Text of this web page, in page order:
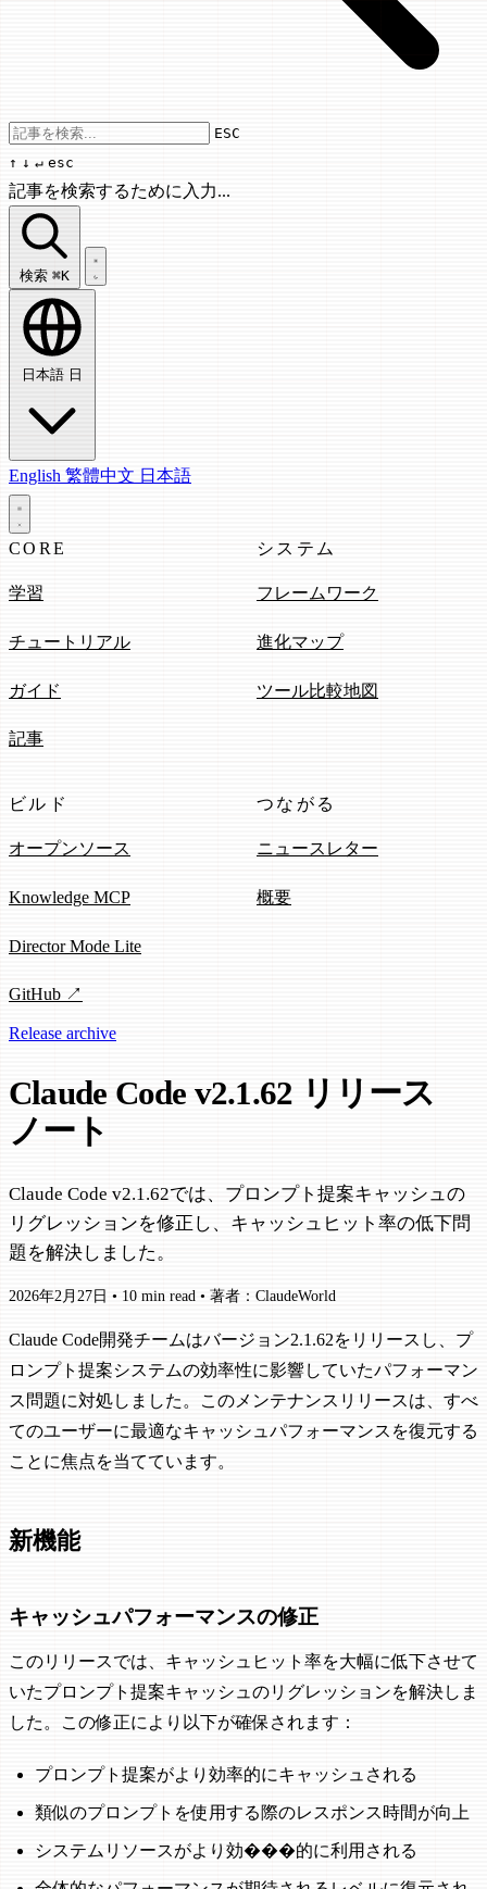
Use arrow keys to navigate results,
ESC
↑ ↓ ↵ esc
記事を検索するために入力...
記事を検索...
検索 ⌘K
日本語 日
English 繁體中文 日本語
CORE
学習
チュートリアル
ガイド
記事
システム
フレームワーク
進化マップ
ツール比較地図
ビルド
オープンソース
Knowledge MCP
Director Mode Lite
GitHub ↗
つながる
ニュースレター
概要
Release archive
Claude Code v2.1.62 リリース
ノート
Claude Code v2.1.62では、プロンプト提案キャッシュの
リグレッションを修正し、キャッシュヒット率の低下問
題を解決しました。
2026年2月27日 • 10 min read • 著者：ClaudeWorld
Claude Code開発チームはバージョン2.1.62をリリースし、プ
ロンプト提案システムの効率性に影響していたパフォーマン
ス問題に対処しました。このメンテナンスリリースは、すべ
てのユーザーに最適なキャッシュパフォーマンスを復元する
ことに焦点を当てています。
新機能
キャッシュパフォーマンスの修正
このリリースでは、キャッシュヒット率を大幅に低下させて
いたプロンプト提案キャッシュのリグレッションを解決しま
した。この修正により以下が確保されます：
プロンプト提案がより効率的にキャッシュされる
類似のプロンプトを使用する際のレスポンス時間が向上
システムリソースがより効���的に利用される